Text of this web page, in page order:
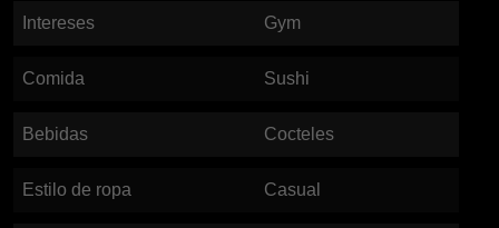
Intereses Gym
Comida Sushi
Bebidas Cocteles
Estilo de ropa Casual